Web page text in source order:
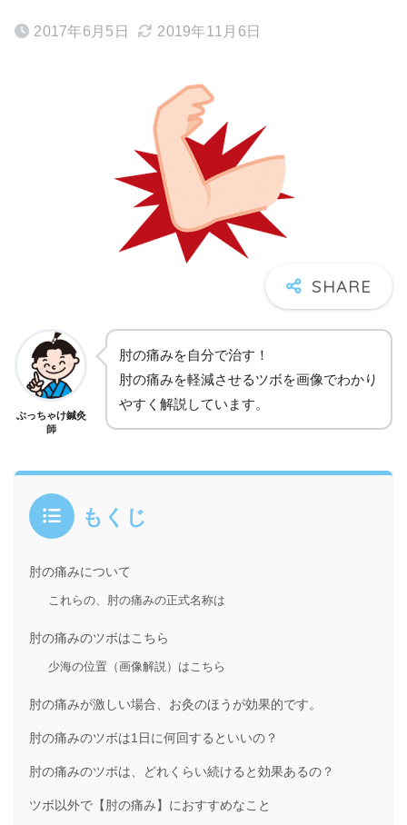
2017年6月5日 2019年11月6日
ぶっちゃけ鍼灸
師
肘の痛みを自分で治す！
肘の痛みを軽減させるツボを画像でわかり
やすく解説しています。
もくじ
肘の痛みについて
これらの、肘の痛みの正式名称は
肘の痛みのツボはこちら
少海の位置（画像解説）はこちら
肘の痛みが激しい場合、お灸のほうが効果的です。
肘の痛みのツボは1日に何回するといいの？
肘の痛みのツボは、どれくらい続けると効果あるの？
ツボ以外で【肘の痛み】におすすめなこと